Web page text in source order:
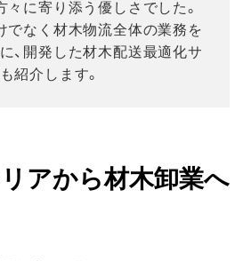
々に寄り添う優しさでした。
でなく材木物流全体の業務を
、開発した材木配送最適化サ
紹介します。
アから材木卸業へ